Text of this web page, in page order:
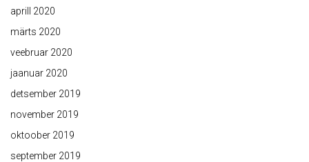
aprill 2020
märts 2020
veebruar 2020
jaanuar 2020
detsember 2019
november 2019
oktoober 2019
september 2019